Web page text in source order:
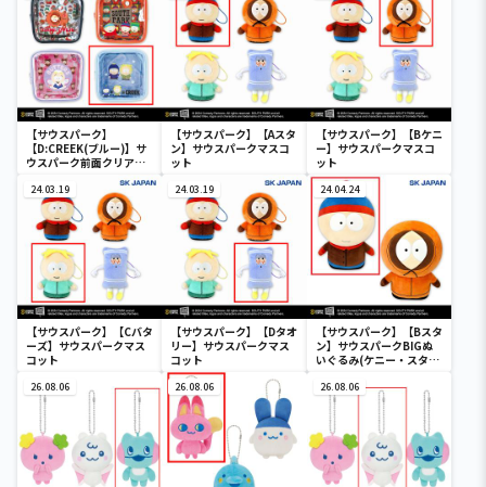
【サウスパーク】
【D:CREEK(ブルー)】サ
ウスパーク前面クリアポ
【サウスパーク】【Aスタ
ン】サウスパークマスコ
ット
【サウスパーク】【Bケニ
ー】サウスパークマスコ
ット
24.03.19
【サウスパーク】【Cバタ
ーズ】サウスパークマス
コット
24.03.19
【サウスパーク】【Dタオ
リー】サウスパークマス
コット
24.04.24
【サウスパーク】【Bスタ
ン】サウスパークBIGぬ
いぐるみ(ケニー・スタ
26.08.06 26.08.06 26.08.06